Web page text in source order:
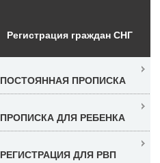
Регистрация граждан СНГ
ПОСТОЯННАЯ ПРОПИСКА
ПРОПИСКА ДЛЯ РЕБЕНКА
РЕГИСТРАЦИЯ ДЛЯ РВП